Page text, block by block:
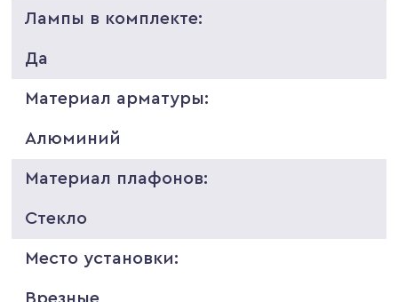
Лампы в комплекте:
Да
Материал арматуры:
Алюминий
Материал плафонов:
Стекло
Место установки:
Врезные